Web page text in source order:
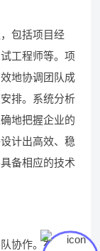
包括项目经
工程师等。项
地协调团队成
排。系统分析
地把握企业的
计出高效、稳
备相应的技术
协作。在河北